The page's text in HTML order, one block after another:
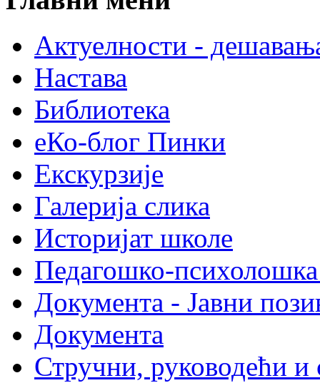
Актуелности -
Настава
Библиотека
еКо-блог Пинки
Екскурзије
Галерија слика
Историјат школе
Педагошко-психолошка
Документа - Јавни
Документа
Стручни, руководећи и